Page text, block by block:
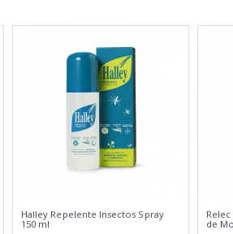
Halley Repelente Insectos Spray
150 ml
de